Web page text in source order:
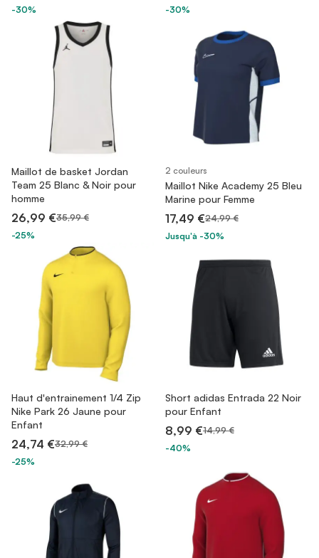
-30%
-30%
Maillot de basket Jordan
Team 25 Blanc & Noir pour
homme
26,99 €35,99 €
-25%
2 couleurs
Maillot Nike Academy 25 Bleu
Marine pour Femme
17,49 €24,99 €
Jusqu'à -30%
Haut d'entrainement 1/4 Zip
Nike Park 26 Jaune pour
Enfant
24,74 €32,99 €
-25%
Short adidas Entrada 22 Noir
pour Enfant
8,99 €14,99 €
-40%